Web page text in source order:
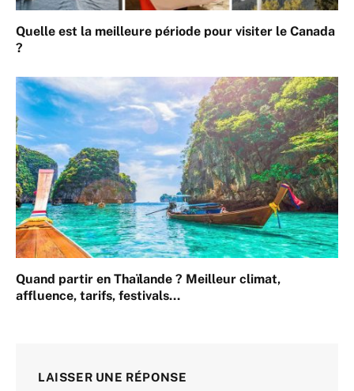
Quelle est la meilleure période pour visiter le Canada
?
Quand partir en Thaïlande ? Meilleur climat,
affluence, tarifs, festivals…
LAISSER UNE RÉPONSE